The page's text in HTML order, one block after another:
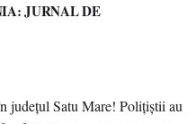
JURNAL DE